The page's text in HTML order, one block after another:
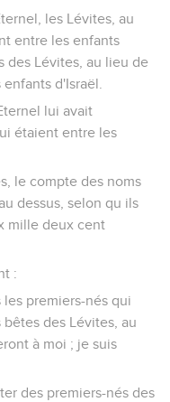
les Lévites, au
entre les enfants
des Lévites, au lieu de
d'Israël.
lui avait
étaient entre les
le compte des noms
dessus, selon qu ils
mille deux cent
:
premiers-nés qui
des Lévites, au
à moi ; je suis
des premiers-nés des